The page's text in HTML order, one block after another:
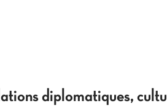
diplomatiques,